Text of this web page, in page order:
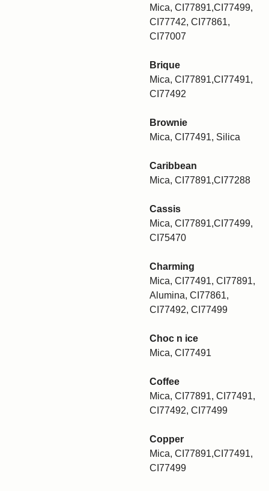
Mica, CI77891,CI77499,
CI77742, CI77861,
CI77007
Brique
Mica, CI77891,CI77491,
CI77492
Brownie
Mica, CI77491, Silica
Caribbean
Mica, CI77891,CI77288
Cassis
Mica, CI77891,CI77499,
CI75470
Charming
Mica, CI77491, CI77891,
Alumina, CI77861,
CI77492, CI77499
Choc n ice
Mica, CI77491
Coffee
Mica, CI77891, CI77491,
CI77492, CI77499
Copper
Mica, CI77891,CI77491,
CI77499